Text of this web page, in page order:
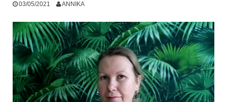
03/05/2021 ANNIKA